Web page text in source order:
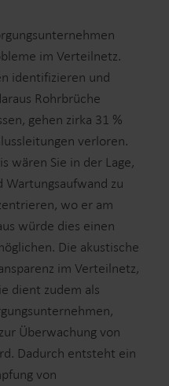
im Verteilnetz.
identifizieren und
Rohrbrüche
gehen zirka 31 %
verloren.
wären Sie in der Lage,
Wartungsaufwand zu
wo er am
würde dies einen
Die akustische
im Verteilnetz,
dient zudem als
Überwachung von
Dadurch entsteht ein
von